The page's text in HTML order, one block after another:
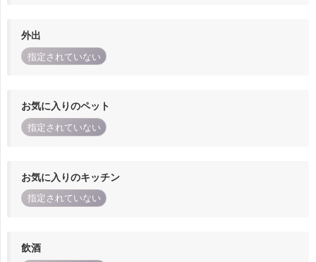
外出
指定されていない
お気に入りのペット
指定されていない
お気に入りのキッチン
指定されていない
飲酒